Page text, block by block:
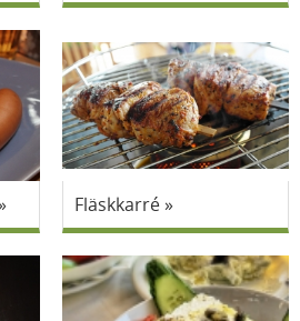
Fläskkarré